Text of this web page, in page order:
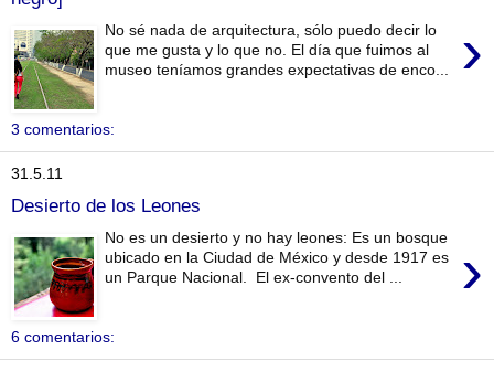
›
No sé nada de arquitectura, sólo puedo decir lo
que me gusta y lo que no. El día que fuimos al
museo teníamos grandes expectativas de enco...
3 comentarios:
31.5.11
Desierto de los Leones
›
No es un desierto y no hay leones: Es un bosque
ubicado en la Ciudad de México y desde 1917 es
un Parque Nacional. El ex-convento del ...
6 comentarios: